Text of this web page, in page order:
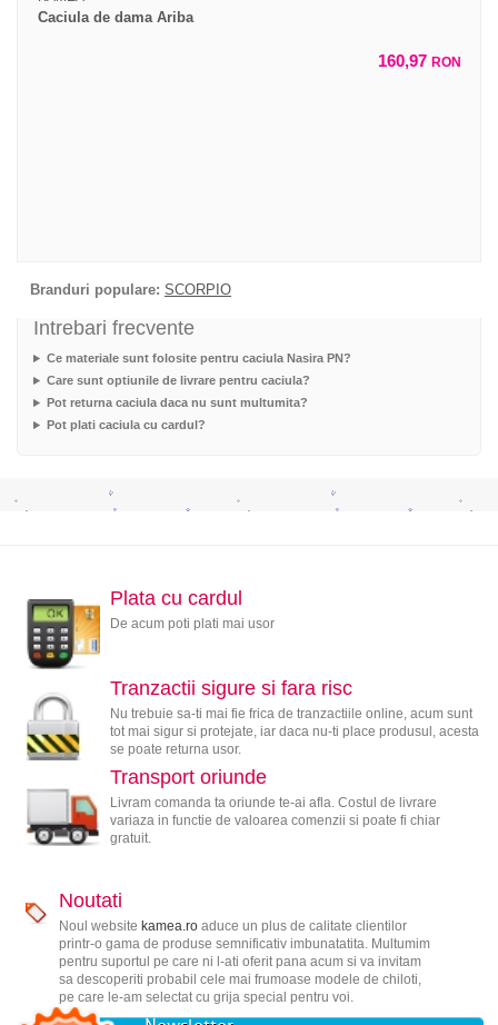
Caciula de dama Ariba
160,97 RON
Branduri populare: SCORPIO
Intrebari frecvente
Ce materiale sunt folosite pentru caciula Nasira PN?
Care sunt optiunile de livrare pentru caciula?
Pot returna caciula daca nu sunt multumita?
Pot plati caciula cu cardul?
Plata cu cardul
De acum poti plati mai usor
Tranzactii sigure si fara risc
Nu trebuie sa-ti mai fie frica de tranzactiile online, acum sunt
tot mai sigur si protejate, iar daca nu-ti place produsul, acesta
se poate returna usor.
Transport oriunde
Livram comanda ta oriunde te-ai afla. Costul de livrare
variaza in functie de valoarea comenzii si poate fi chiar
gratuit.
Noutati
Noul website kamea.roaduce un plus de calitate clientilor
printr-o gama de produse semnificativ imbunatatita. Multumim
pentru suportul pe care ni l-ati oferit pana acum si va invitam
sa descoperiti probabil cele mai frumoase modele de chiloti,
pe care le-am selectat cu grija special pentru voi.